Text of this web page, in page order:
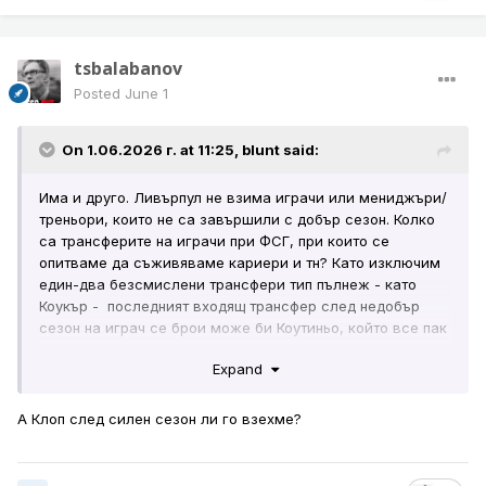
tsbalabanov
Posted June 1
On 1.06.2026 г. at 11:25, blunt said:
Има и друго. Ливърпул не взима играчи или мениджъри/
треньори, които не са завършили с добър сезон. Колко
са трансферите на играчи при ФСГ, при които се
опитваме да съживяваме кариери и тн? Като изключим
един-два безсмислени трансфери тип пълнеж - като
Коукър - последният входящ трансфер след недобър
сезон на играч се брои може би Коутиньо, който все пак
Последното, което видяхме от Алонсо, е да взима лошо
Expand
А Клоп след силен сезон ли го взехме?